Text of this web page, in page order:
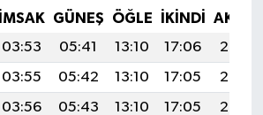
İMSAK GÜNEŞ ÖĞLE İKINDI
03:53 05:41 13:10 17:06
20:29
03:55 05:42 13:10 17:05
20:28
03:56 05:43 13:10 17:05
20:27